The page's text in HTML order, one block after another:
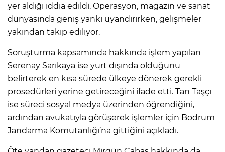
yer aldığı iddia edildi. Operasyon, magazin ve sanat
dünyasında geniş yankı uyandırırken, gelişmeler
yakından takip ediliyor.
Soruşturma kapsamında hakkında işlem yapılan
Serenay Sarıkaya ise yurt dışında olduğunu
belirterek en kısa sürede ülkeye dönerek gerekli
prosedürleri yerine getireceğini ifade etti. Tan Taşçı
ise süreci sosyal medya üzerinden öğrendiğini,
ardından avukatıyla görüşerek işlemler için Bodrum
Jandarma Komutanlığı’na gittiğini açıkladı.